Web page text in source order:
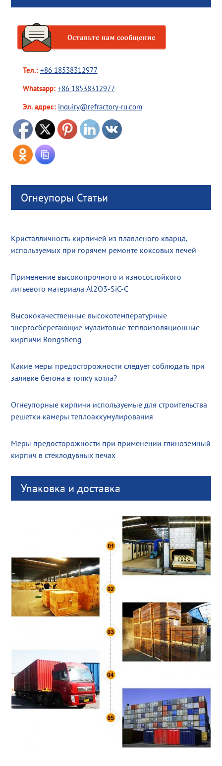
Тел.: +86 18538312977
Whatsapp: +86 18538312977
Эл. адрес: inquiry@refractory-ru.com
Огнеупоры Статьи
Кристалличность кирпичей из плавленого кварца,
используемых при горячем ремонте коксовых печей
Применение высокопрочного и износостойкого
литьевого материала Al2O3-SiC-C
Высококачественные высокотемпературные
энергосберегающие муллитовые теплоизоляционные
кирпичи Rongsheng
Какие меры предосторожности следует соблюдать при
заливке бетона в топку котла?
Огнеупорные кирпичи используемые для строительства
решетки камеры теплоаккумулирования
Меры предосторожности при применении глиноземный
кирпич в стеклодувных печах
Упаковка и доставка